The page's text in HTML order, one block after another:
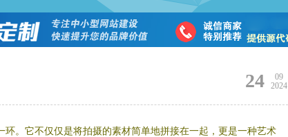
24
09
2024
。它不仅仅是将拍摄的素材简单地拼接在一起，更是一种艺术